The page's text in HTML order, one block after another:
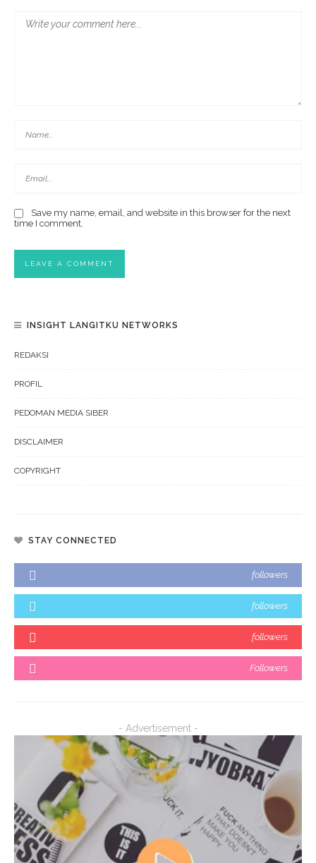
Save my name, email, and website in this browser for the next
time I comment.
INSIGHT LANGITKU NETWORKS
REDAKSI
PROFIL
PEDOMAN MEDIA SIBER
DISCLAIMER
COPYRIGHT
STAY CONNECTED
followers
followers
followers
Followers
- Advertisement -